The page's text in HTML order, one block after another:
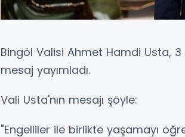
Bingöl Valisi Ahmet Hamdi Usta, 3
mesaj yayımladı.
Vali Usta'nın mesajı şöyle:
"Engelliler ile birlikte yaşamayı